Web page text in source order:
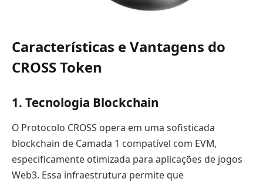
Características e Vantagens do
CROSS Token
1. Tecnologia Blockchain
O Protocolo CROSS opera em uma sofisticada
blockchain de Camada 1 compatível com EVM,
especificamente otimizada para aplicações de jogos
Web3. Essa infraestrutura permite que